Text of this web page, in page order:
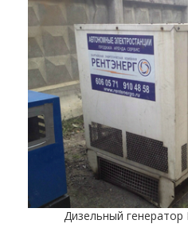
Дизельный генератор